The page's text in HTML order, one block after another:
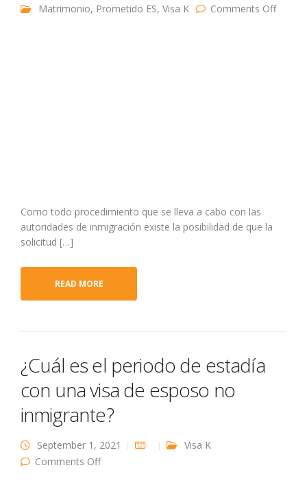
Matrimonio, Prometido ES, Visa K Comments Offon
Como todo procedimiento que se lleva a cabo con las
autoridades de inmigración existe la posibilidad de que la
solicitud […]
READ MORE
¿Cuál es el periodo de estadía
con una visa de esposo no
inmigrante?
September 1, 2021
Visa K
Comments Offon ¿Cuál es el periodo de estadía con una visa